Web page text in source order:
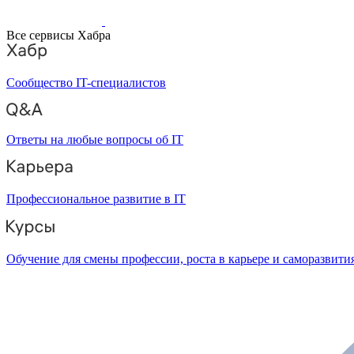
Все сервисы Хабра
Сообщество IT-специалистов
Ответы на любые вопросы об IT
Профессиональное развитие в IT
Обучение для смены профессии, роста в карьере и